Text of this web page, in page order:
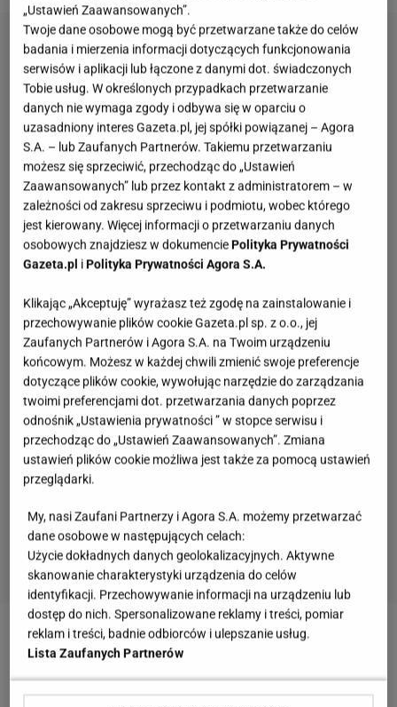
Zobacz wideoTorbicka już gotowa na Cannes
Grażyna Torbicka w zimowej odsłonie. Tak zadbała
„Ustawień Zaawansowanych”.
Twoje dane osobowe mogą być przetwarzane także do celów
badania i mierzenia informacji dotyczących funkcjonowania
serwisów i aplikacji lub łączone z danymi dot. świadczonych
Tobie usług. W określonych przypadkach przetwarzanie
danych nie wymaga zgody i odbywa się w oparciu o
uzasadniony interes Gazeta.pl, jej spółki powiązanej – Agora
S.A. – lub Zaufanych Partnerów. Takiemu przetwarzaniu
możesz się sprzeciwić, przechodząc do „Ustawień
Zaawansowanych” lub przez kontakt z administratorem – w
zależności od zakresu sprzeciwu i podmiotu, wobec którego
jest kierowany. Więcej informacji o przetwarzaniu danych
osobowych znajdziesz w dokumenciePolityka Prywatności
Gazeta.pl iPolityka Prywatności Agora S.A.
Klikając „Akceptuję” wyrażasz też zgodę na zainstalowanie i
przechowywanie plików cookie Gazeta.pl sp. z o.o., jej
Zaufanych Partnerów i Agora S.A. na Twoim urządzeniu
końcowym. Możesz w każdej chwili zmienić swoje preferencje
dotyczące plików cookie, wywołując narzędzie do zarządzania
twoimi preferencjami dot. przetwarzania danych poprzez
odnośnik „Ustawienia prywatności ” w stopce serwisu i
przechodząc do „Ustawień Zaawansowanych”. Zmiana
ustawień plików cookie możliwa jest także za pomocą ustawień
przeglądarki.
My, nasi Zaufani Partnerzy i Agora S.A. możemy przetwarzać
dane osobowe w następujących celach:
Użycie dokładnych danych geolokalizacyjnych. Aktywne
skanowanie charakterystyki urządzenia do celów
identyfikacji. Przechowywanie informacji na urządzeniu lub
dostęp do nich. Spersonalizowane reklamy i treści, pomiar
reklam i treści, badnie odbiorców i ulepszanie usług.
Lista Zaufanych Partnerów